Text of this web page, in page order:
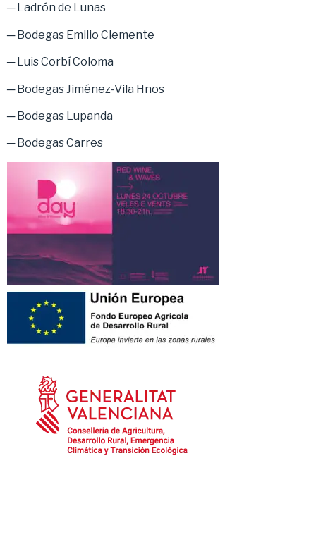
─ Ladrón de Lunas
─ Bodegas Emilio Clemente
─ Luis Corbí Coloma
─ Bodegas Jiménez-Vila Hnos
─ Bodegas Lupanda
─ Bodegas Carres